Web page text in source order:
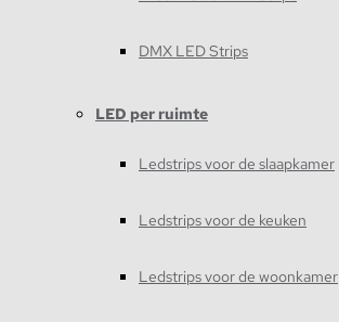
DMX LED Strips
LED per ruimte
Ledstrips voor de slaapkamer
Ledstrips voor de keuken
Ledstrips voor de woonkamer